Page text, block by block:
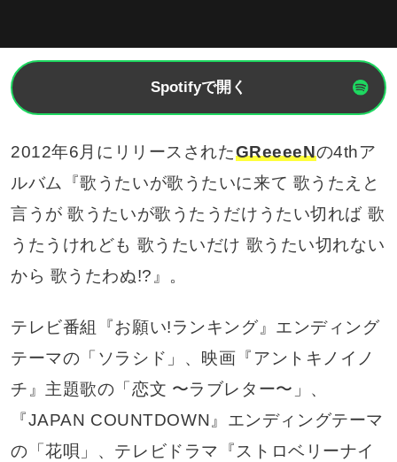
Spotifyで開く
2012年6月にリリースされたGReeeeNの4thア
ルバム『歌うたいが歌うたいに来て 歌うたえと
言うが 歌うたいが歌うたうだけうたい切れば 歌
うたうけれども 歌うたいだけ 歌うたい切れない
から 歌うたわぬ!?』。
テレビ番組『お願い!ランキング』エンディング
テーマの「ソラシド」、映画『アントキノイノ
チ』主題歌の「恋文 〜ラブレター〜」、
『JAPAN COUNTDOWN』エンディングテーマ
の「花唄」、テレビドラマ『ストロベリーナイ